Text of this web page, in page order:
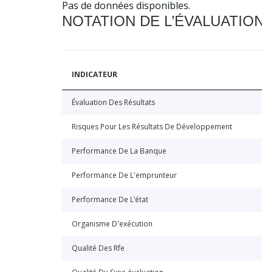
Pas de données disponibles.
NOTATION DE
INDICATEUR
Évaluation Des Résultats
Risques Pour Les Résultats De Développement
Performance De La Banque
Performance De L'emprunteur
Performance De L’état
Organisme D'exécution
Qualité Des Rfe